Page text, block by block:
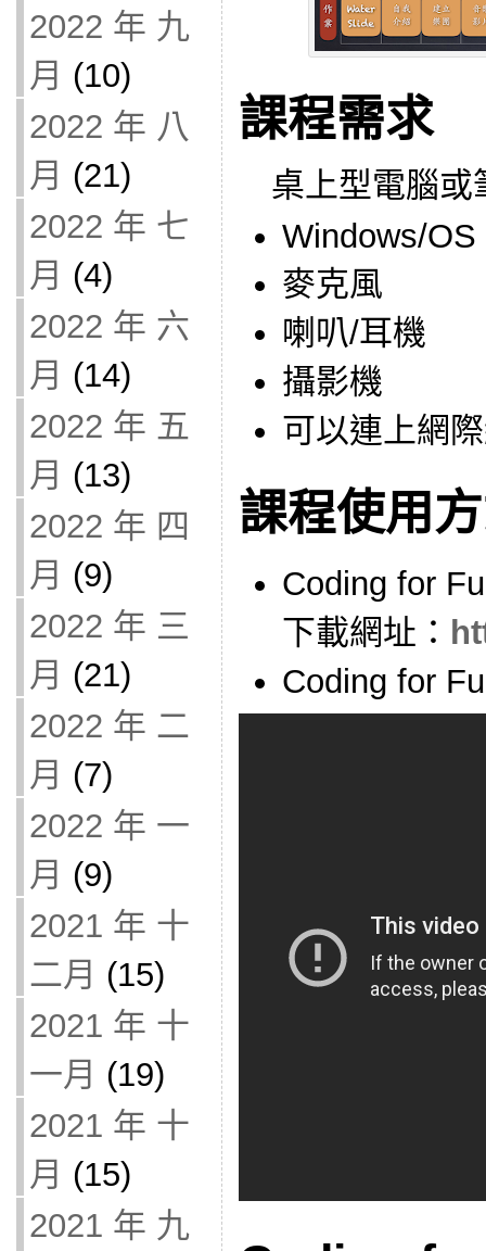
2022 年 九
月 (10)
2022 年 八
月 (21)
2022 年 七
月 (4)
2022 年 六
月 (14)
2022 年 五
月 (13)
2022 年 四
月 (9)
2022 年 三
月 (21)
2022 年 二
月 (7)
2022 年 一
月 (9)
2021 年 十
二月 (15)
2021 年 十
一月 (19)
2021 年 十
月 (15)
2021 年 九
課程需求
桌上型電腦或
Windows/
麥克風
喇叭/耳機
攝影機
可以連上網
課程使用
Coding for
下載網址：
Coding for